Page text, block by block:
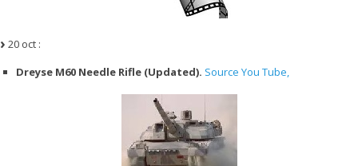
20 oct :
Dreyse M60 Needle Rifle (Updated). Source You Tube,